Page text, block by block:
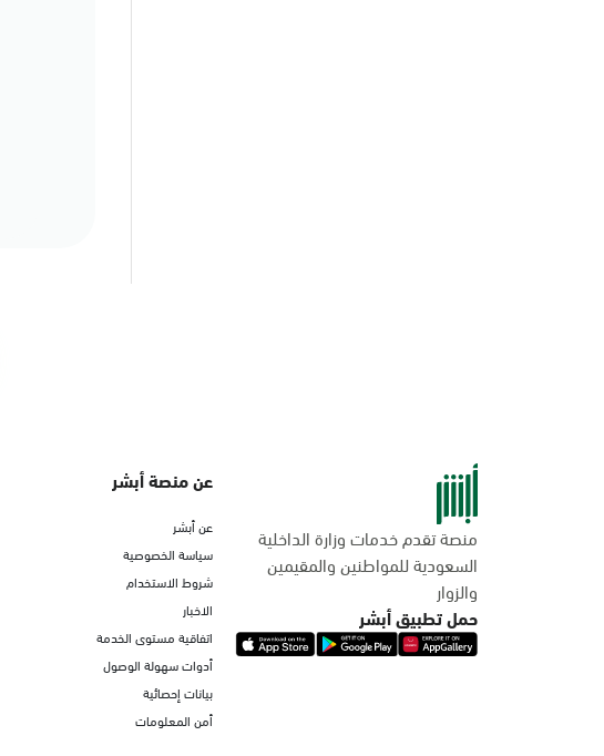
منصة تقدم خدمات وزارة الداخلية
السعودية للمواطنين والمقيمين
والزوار
حمل تطبيق أبشر
عن منصة أبشر
عن أبشر
سياسة الخصوصية
شروط الاستخدام
الاخبار
اتفاقية مستوى الخدمة
أدوات سهولة الوصول
بيانات إحصائية
أمن المعلومات